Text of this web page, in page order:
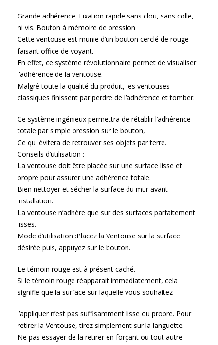
Grande adhérence. Fixation rapide sans clou, sans colle,
ni vis. Bouton à mémoire de pression
Cette ventouse est munie d’un bouton cerclé de rouge
faisant office de voyant,
En effet, ce système révolutionnaire permet de visualiser
l’adhérence de la ventouse.
Malgré toute la qualité du produit, les ventouses
classiques finissent par perdre de l’adhérence et tomber.
Ce système ingénieux permettra de rétablir l’adhérence
totale par simple pression sur le bouton,
Ce qui évitera de retrouver ses objets par terre.
Conseils d’utilisation :
La ventouse doit être placée sur une surface lisse et
propre pour assurer une adhérence totale.
Bien nettoyer et sécher la surface du mur avant
installation.
La ventouse n’adhère que sur des surfaces parfaitement
lisses.
Mode d’utilisation :Placez la Ventouse sur la surface
désirée puis, appuyez sur le bouton.
Le témoin rouge est à présent caché.
Si le témoin rouge réapparait immédiatement, cela
signifie que la surface sur laquelle vous souhaitez
l’appliquer n’est pas suffisamment lisse ou propre. Pour
retirer la Ventouse, tirez simplement sur la languette.
Ne pas essayer de la retirer en forçant ou tout autre